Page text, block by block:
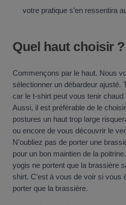
votre pratique s’en ressentira
Quel haut choisir ?
Commençons par le haut. Nous
sélectionner un débardeur ajusté.
car le t-shirt peut vous tenir
Aussi, il est préférable de le
postures un haut trop large
ou encore de vous découvrir le
N’oubliez pas de porter une
pour un bon maintien de la
yogis ne portent que la brassière
shirt. C’est à vous de voir si vous
porter que la brassière.